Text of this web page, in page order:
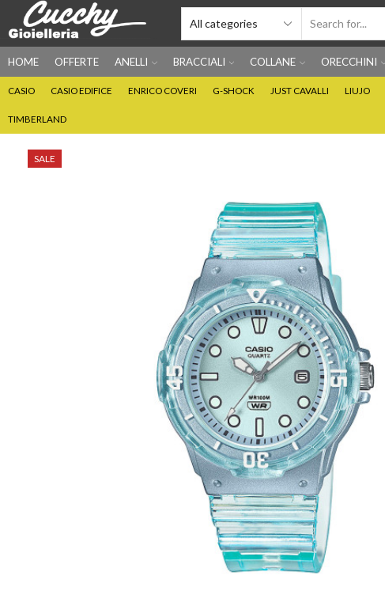
HOME OFFERTE ANELLI BRACCIALI COLLANE ORECCHINI
CASIO CASIO EDIFICE ENRICO COVERI G-SHOCK JUST CAVALLI LIUJO
TIMBERLAND
SALE